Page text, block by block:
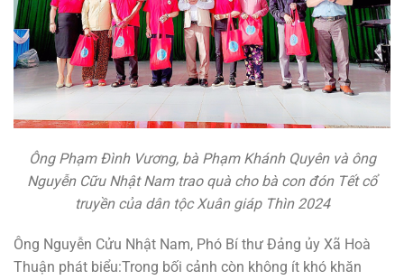
Ông Phạm Đình Vương, bà Phạm Khánh Quyên và ông
Nguyễn Cữu Nhật Nam trao quà cho bà con đón Tết cổ
truyền của dân tộc Xuân giáp Thìn 2024
Ông Nguyễn Cửu Nhật Nam, Phó Bí thư Đảng ủy Xã Hoà
Thuận phát biểu:Trong bối cảnh còn không ít khó khăn